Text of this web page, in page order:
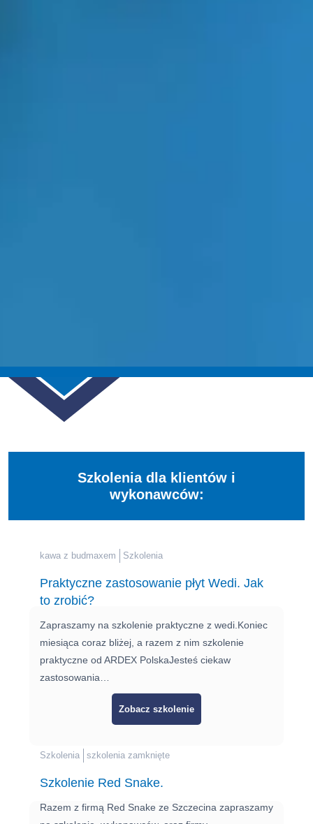
Szkolenia dla klientów i
wykonawców:
kawa z budmaxem Szkolenia
Praktyczne zastosowanie płyt Wedi. Jak
to zrobić?
Zapraszamy na szkolenie praktyczne z wedi.Koniec
miesiąca coraz bliżej, a razem z nim szkolenie
praktyczne od ARDEX PolskaJesteś ciekaw
zastosowania…
Zobacz szkolenie
Szkolenia szkolenia zamknięte
Szkolenie Red Snake.
Razem z firmą Red Snake ze Szczecina zapraszamy